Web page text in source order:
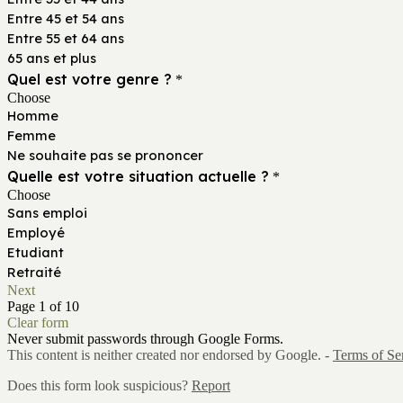
Entre 45 et 54 ans
Entre 55 et 64 ans
65 ans et plus
Quel est votre genre ? *
Choose
Homme
Femme
Ne souhaite pas se prononcer
Quelle est votre situation actuelle ? *
Choose
Sans emploi
Employé
Etudiant
Retraité
Next
Page 1 of 10
Clear form
Never submit passwords through Google Forms.
This content is neither created nor endorsed by Google. - Terms of
Does this form look suspicious? Report